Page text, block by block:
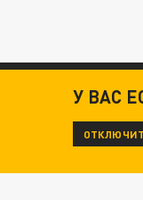
У ВАС